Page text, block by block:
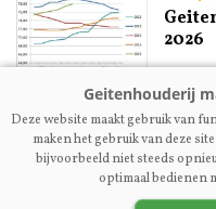
2026
Ex-
Deze website maakt gebruik van
maken het gebruik van deze
bijvoorbeeld niet steeds
optimaal bedienen